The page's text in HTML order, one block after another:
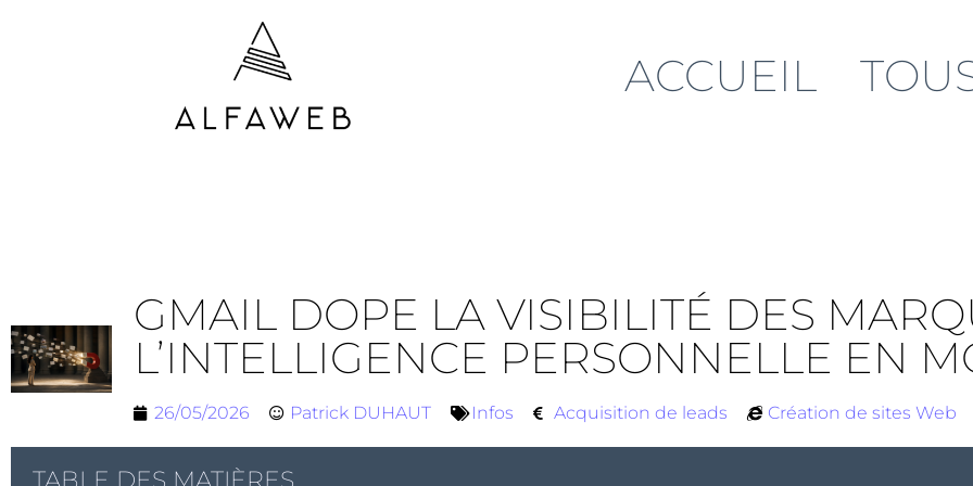
ACCUEIL
GMAIL DOPE LA VISIBILITÉ DES
L’INTELLIGENCE PERSONNELLE EN
26/05/2026 Patrick DUHAUT Infos Acquisition de leads Création de sites Web
TABLE DES MATIÈRES